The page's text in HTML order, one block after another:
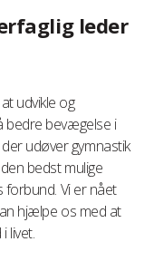
leder
udvikle og
bedre bevægelse i
udøver gymnastik
bedst mulige
forbund. Vi er nået
hjælpe os med at
livet.